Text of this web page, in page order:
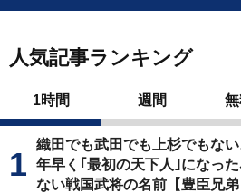
人気記事ランキング
1時間 週間
織田でも武田でも上杉でもな
年早く｢最初の天下人｣になっ
ない戦国武将の名前【豊臣兄弟